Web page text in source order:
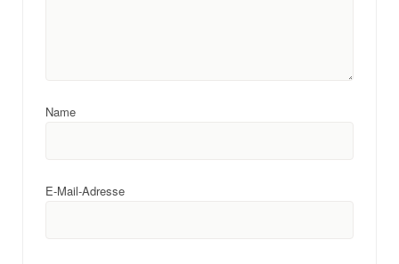
Name
E-Mail-Adresse